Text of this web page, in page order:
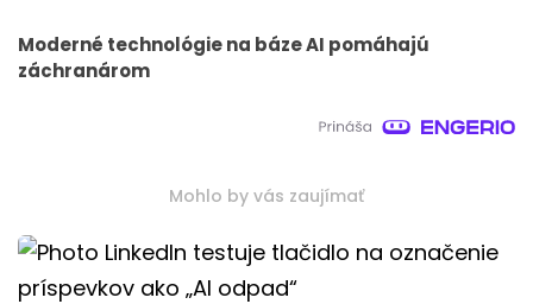
Moderné technológie na báze AI pomáhajú
záchranárom
Mohlo by vás zaujímať